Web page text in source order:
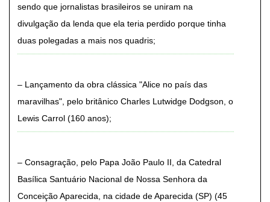
sendo que jornalistas brasileiros se uniram na
divulgação da lenda que ela teria perdido porque tinha
duas polegadas a mais nos quadris
Lançamento da obra clássica "Alice no país das
maravilhas", pelo britânico Charles Lutwidge Dodgson, o
Lewis Carrol (160 anos)
Consagração, pelo Papa João Paulo II, da Catedral
Basílica Santuário Nacional de Nossa Senhora da
Conceição Aparecida, na cidade de Aparecida (SP) (45